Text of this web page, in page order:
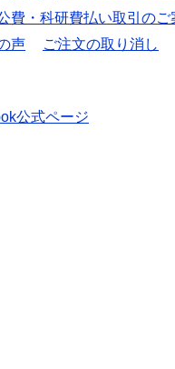
費・科研費払い取引のご
声 ご注文の取り消し
公式ページ